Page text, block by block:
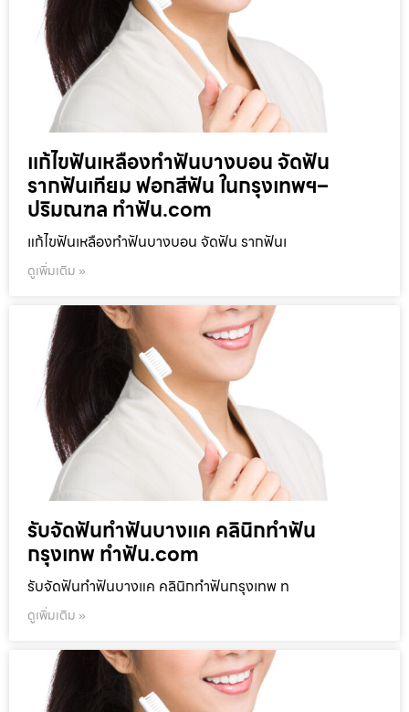
แก้ไขฟันเหลืองทำฟันบางบอน จัดฟัน
รากฟันเทียม ฟอกสีฟัน ในกรุงเทพฯ–
ปริมณฑล ทำฟัน.com
แก้ไขฟันเหลืองทำฟันบางบอน จัดฟัน รากฟันเ
ดูเพิ่มเติม »
รับจัดฟันทำฟันบางแค คลินิกทำฟัน
กรุงเทพ ทำฟัน.com
รับจัดฟันทำฟันบางแค คลินิกทำฟันกรุงเทพ ท
ดูเพิ่มเติม »